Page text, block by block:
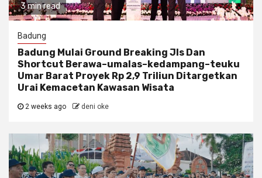
3 min read
Badung
Badung Mulai Ground Breaking Jls Dan
Shortcut Berawa–umalas–kedampang–teuku
Umar Barat Proyek Rp 2,9 Triliun Ditargetkan
Urai Kemacetan Kawasan Wisata
2 weeks ago deni oke